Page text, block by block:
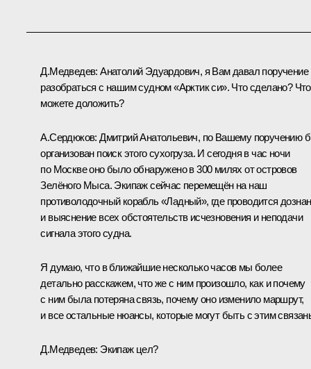
Д.Медведев: Анатолий Эдуардович, я Вам давал поручение
разобраться с нашим судном «Арктик си». Что сделано? Что
можете доложить?
А.Сердюков: Дмитрий Анатольевич, по Вашему поручению
организован поиск этого сухогруза. И сегодня в час ночи
по Москве оно было обнаружено в 300 милях от островов
Зелёного Мыса. Экипаж сейчас перемещён на наш
противолодочный корабль «Ладный», где проводится
и выяснение всех обстоятельств исчезновения и неподачи
сигнала этого судна.
Я думаю, что в ближайшие несколько часов мы более
детально расскажем, что же с ним произошло, как и почему
с ним была потеряна связь, почему оно изменило маршрут,
и все остальные нюансы, которые могут быть с этим
Д.Медведев: Экипаж цел?